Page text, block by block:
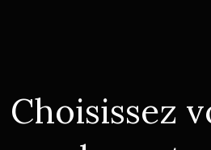
Choisissez